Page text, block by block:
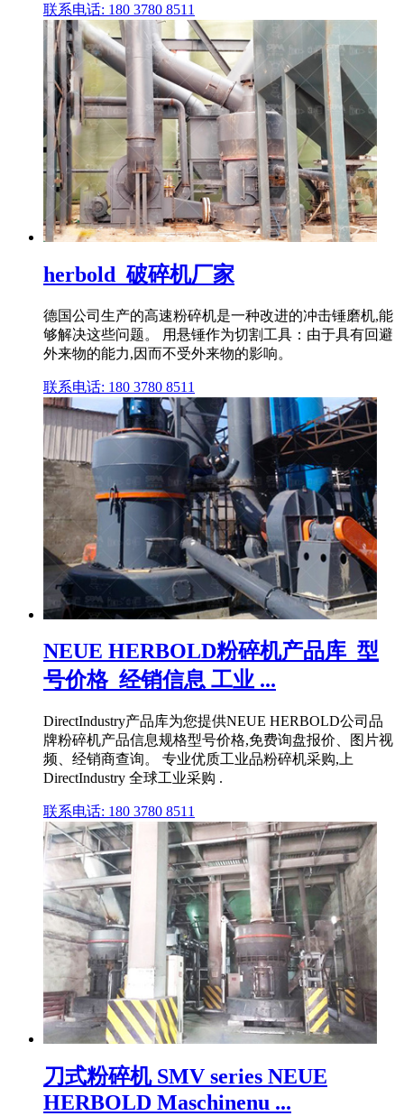
联系电话: 180 3780 8511
herbold_破碎机厂家
德国公司生产的高速粉碎机是一种改进的冲击锤磨机,能
够解决这些问题。 用悬锤作为切割工具：由于具有回避
外来物的能力,因而不受外来物的影响。
联系电话: 180 3780 8511
NEUE HERBOLD粉碎机产品库_型
号价格_经销信息 工业 ...
DirectIndustry产品库为您提供NEUE HERBOLD公司品
牌粉碎机产品信息规格型号价格,免费询盘报价、图片视
频、经销商查询。 专业优质工业品粉碎机采购,上
DirectIndustry 全球工业采购 .
联系电话: 180 3780 8511
刀式粉碎机 SMV series NEUE
HERBOLD Maschinenu ...